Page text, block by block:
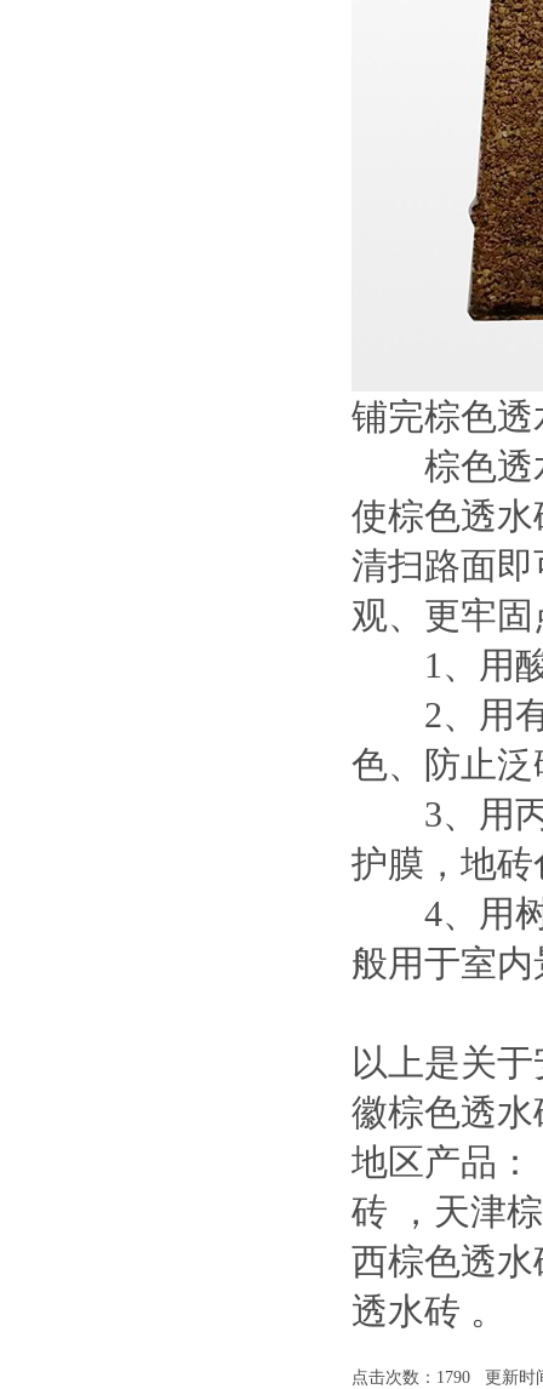
铺完棕色
棕色透水
使棕色透
清扫路面
观、更牢固
1、用酸
2、用有
色、防止
3、用丙
护膜，地
4、用树
般用于室
以上是关
徽棕色透
地区产品：
砖
， 天津
西棕色透
透水砖 。
点击次数： 1790 更新时